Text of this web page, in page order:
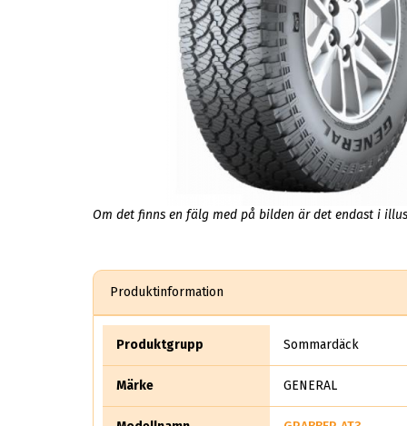
Om det finns en fälg med på bilden är det endast i
Produktinformation
Produktgrupp Sommardäck
Märke GENERAL